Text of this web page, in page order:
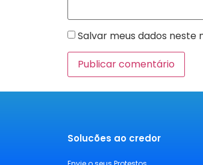
Salvar meus dados neste
Solucões ao credor